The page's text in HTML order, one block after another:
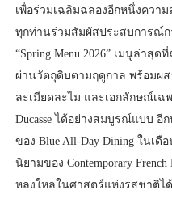
เพื่อร่วมเฉลิมฉลองอีกหนึ่งความ
ทุกท่านร่วมสัมผัสประสบการณ์
“Spring Menu 2026” เมนูล่าสุ
ผ่านวัตถุดิบตามฤดูกาล พร้อมผ
ละเมียดละไม และเอกลักษณ์เฉ
Ducasse ได้อย่างสมบูรณ์แบบ อี
ของ Blue All-Day Dining ในเ
นิยามของ Contemporary
หลงใหลในศาสตร์แห่งรสชาติไ